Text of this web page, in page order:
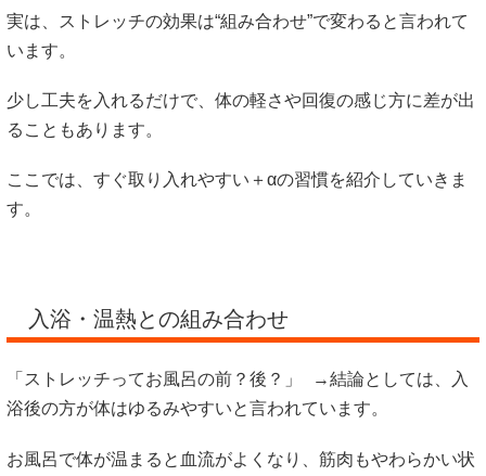
実は、ストレッチの効果は“組み合わせ”で変わると言われて
います。
少し工夫を入れるだけで、体の軽さや回復の感じ方に差が出
ることもあります。
ここでは、すぐ取り入れやすい＋αの習慣を紹介していきま
す。
入浴・温熱との組み合わせ
「ストレッチってお風呂の前？後？」 →結論としては、入
浴後の方が体はゆるみやすいと言われています。
お風呂で体が温まると血流がよくなり、筋肉もやわらかい状